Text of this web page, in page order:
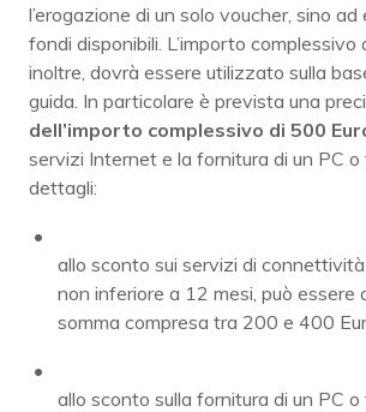
l’erogazione di un solo voucher, sino
fondi disponibili. L’importo complessivo
inoltre, dovrà essere utilizzato sulla
guida. In particolare è prevista una
dell’importo complessivo di 500
servizi Internet e la fornitura di un PC o
dettagli:
allo sconto sui servizi di
non inferiore a 12 mesi, può essere
somma compresa tra 200 e 400
allo sconto sulla fornitura di un PC